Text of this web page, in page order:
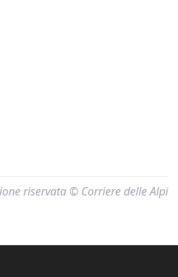
riservata © Corriere delle Alpi